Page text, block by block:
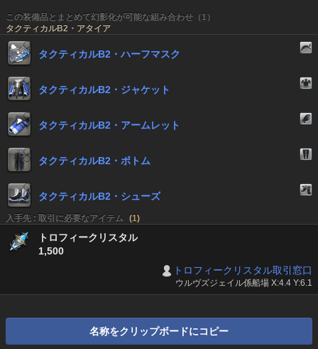
この装備品とまとめて幻影化が可能な組み合わせ（1）
タクティカルB2・アタイア
タクティカルB2・ハーフマスク
タクティカルB2・ジャケット
タクティカルB2・アームレット
タクティカルB2・ボトム
タクティカルB2・シューズ
入手先 : 取引に必要なアイテム (1)
トロフィークリスタル
1,500
トロフィークリスタル取引窓口
ウルヴズジェイル係船場 X:4.4 Y:6.1
名称をクリップボードにコピー